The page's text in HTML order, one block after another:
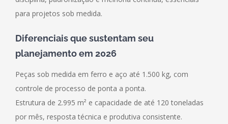
para projetos sob medida.
Diferenciais que sustentam seu
planejamento em 2026
Peças sob medida em ferro e aço até 1.500 kg, com
controle de processo de ponta a ponta.
Estrutura de 2.995 m² e capacidade de até 120 toneladas
por mês, resposta técnica e produtiva consistente.